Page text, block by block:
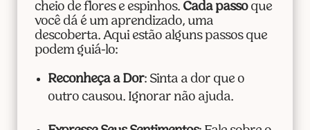
cheio de flores e espinhos. Cada passoque
você dá é um aprendizado, uma
descoberta. Aqui estão alguns passos que
podem guiá-lo:
Reconheça a Dor: Sinta a dor que o
outro causou. Ignorar não ajuda.